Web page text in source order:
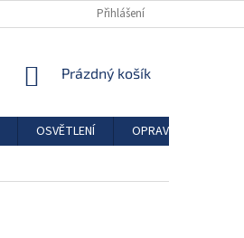
Přihlášení
NÁKUPNÍ
Prázdný košík
OSVĚTLENÍ
OPRAVÁRENSKÉ